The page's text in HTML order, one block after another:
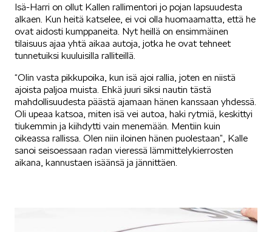
KUVASSA
MEIDÄN ŠKODAMME
ŠKODA PALVELEE
Isä-Harri on ollut Kallen rallimentori jo pojan lapsuudesta
alkaen. Kun heitä katselee, ei voi olla huomaamatta, että he
ovat aidosti kumppaneita. Nyt heillä on ensimmäinen
tilaisuus ajaa yhtä aikaa autoja, jotka he ovat tehneet
tunnetuiksi kuuluisilla ralliteillä.
“Olin vasta pikkupoika, kun isä ajoi rallia, joten en niistä
ajoista paljoa muista. Ehkä juuri siksi nautin tästä
mahdollisuudesta päästä ajamaan hänen kanssaan yhdessä.
Oli upeaa katsoa, miten isä vei autoa, haki rytmiä, keskittyi
tiukemmin ja kiihdytti vain menemään. Mentiin kuin
oikeassa rallissa. Olen niin iloinen hänen puolestaan”, Kalle
sanoi seisoessaan radan vieressä lämmittelykierrosten
aikana, kannustaen isäänsä ja jännittäen.